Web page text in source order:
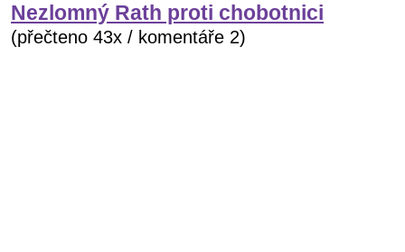
Nezlomný Rath proti chobotnici
(přečteno 43x / komentáře 2)